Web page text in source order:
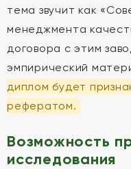
тема звучит как
менеджмента
договора с этим
эмпирический
диплом будет
рефератом.
Возможность
исследования